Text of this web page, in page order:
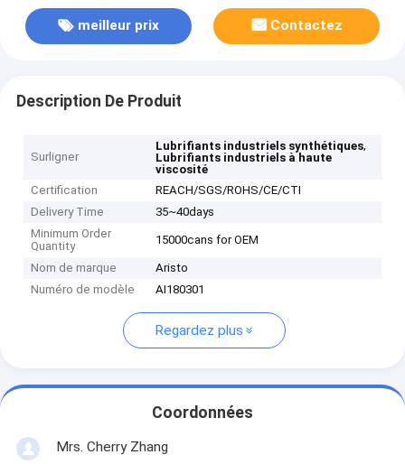
meilleur prix Contactez
Description De Produit
Surligner
Lubrifiants industriels synthétiques,
Lubrifiants industriels à haute
viscosité
Certification
REACH/SGS/ROHS/CE/CTI
Delivery Time
35~40days
Minimum Order
Quantity
15000cans for OEM
Nom de marque
Aristo
Numéro de modèle
AI180301
Regardez plus
Coordonnées
Mrs. Cherry Zhang